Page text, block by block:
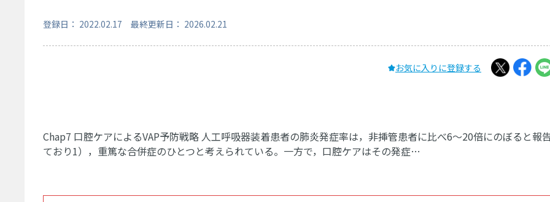
登録日： 2022.02.17 最終更新日： 2026.02.21
お気に入りに登録する
Chap7 口腔ケアによるVAP予防戦略 人工呼吸器装着患者の肺炎発症率は，非挿管患者に比べ6～20倍にのぼると報
ており1），重篤な合併症のひとつと考えられている。一方で，口腔ケアはその発症…